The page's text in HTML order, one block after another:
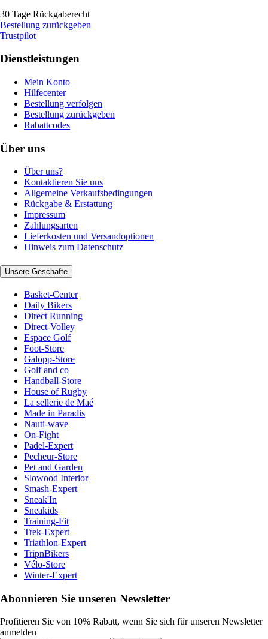
30 Tage Rückgaberecht
Bestellung zurückgeben
Trustpilot
Dienstleistungen
Mein Konto
Hilfecenter
Bestellung verfolgen
Bestellung zurückgeben
Rabattcodes
Über uns
Über uns?
Kontaktieren Sie uns
Allgemeine Verkaufsbedingungen
Rückgabe & Erstattung
Impressum
Zahlungsarten
Lieferkosten und Versandoptionen
Hinweis zum Datenschutz
Unsere Geschäfte
Basket-Center
Daily Bikers
Direct Running
Direct-Volley
Espace Golf
Foot-Store
Galopp-Store
Golf and co
Handball-Store
House of Rugby
La sellerie de Maé
Made in Paradis
Nauti-wave
On-Fight
Padel-Expert
Pecheur-Store
Pet and Garden
Slowood Interior
Smash-Expert
Sneak'In
Sneakids
Training-Fit
Trek-Expert
Triathlon-Expert
TripnBikers
Vélo-Store
Winter-Expert
Abonnieren Sie unseren Newsletter
Profitieren Sie von 10% Rabatt, wenn Sie sich für unseren Newsletter
anmelden